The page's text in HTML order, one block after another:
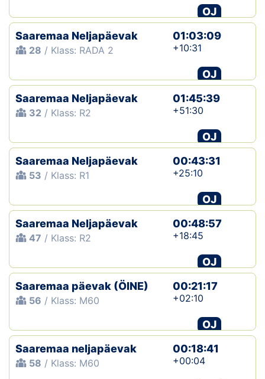
OJ
Saaremaa Neljapäevak
28 / Klass: RADA 2
01:03:09
+10:31
OJ
Saaremaa Neljapäevak
32 / Klass: R2
01:45:39
+51:30
OJ
Saaremaa Neljapäevak
53 / Klass: R1
00:43:31
+25:10
OJ
Saaremaa Neljapäevak
47 / Klass: R2
00:48:57
+18:45
OJ
Saaremaa päevak (ÖINE)
56 / Klass: M60
00:21:17
+02:10
OJ
Saaremaa neljapäevak
58 / Klass: M60
00:18:41
+00:04